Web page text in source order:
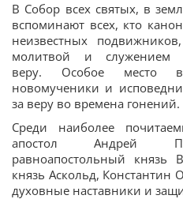
В Собор всех святых, в
вспоминают всех, кто
неизвестных
молитвой и служением
веру. Особое место
новомученики и
за веру во времена гонений.
Среди наиболее
апостол Андрей
равноапостольный князь
князь Аскольд, Константин
духовные наставники и